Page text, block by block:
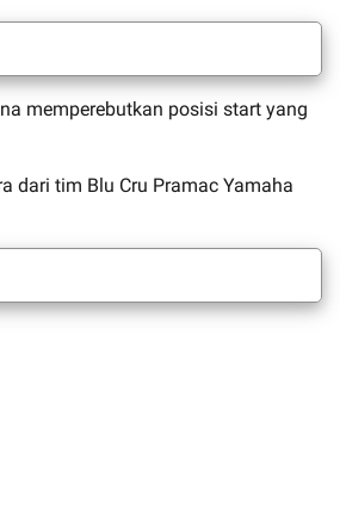
memperebutkan posisi start yang
dari tim Blu Cru Pramac Yamaha